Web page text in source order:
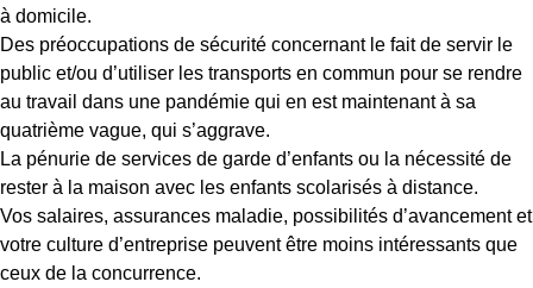
à domicile.
Des préoccupations de sécurité concernant le fait de servir le
public et/ou d’utiliser les transports en commun pour se rendre
au travail dans une pandémie qui en est maintenant à sa
quatrième vague, qui s’aggrave.
La pénurie de services de garde d’enfants ou la nécessité de
rester à la maison avec les enfants scolarisés à distance.
Vos salaires, assurances maladie, possibilités d’avancement et
votre culture d’entreprise peuvent être moins intéressants que
ceux de la concurrence.